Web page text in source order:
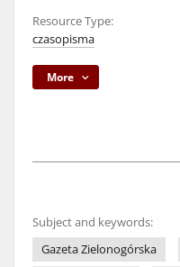
Resource Type:
czasopisma
More
Subject and keywords:
Gazeta Zielonogórska